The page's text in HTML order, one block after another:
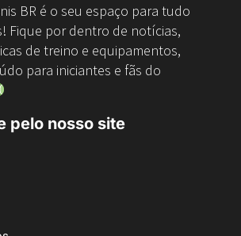
BR é o seu espaço para tudo
Fique por dentro de notícias,
de treino e equipamentos,
para iniciantes e fãs do
pelo nosso site